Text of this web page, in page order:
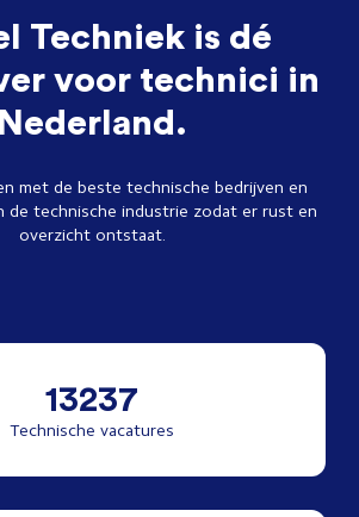
Techniek is dé
voor technici in
Nederland.
met de beste technische bedrijven en
de technische industrie zodat er rust en
overzicht ontstaat.
13237
Technische vacatures